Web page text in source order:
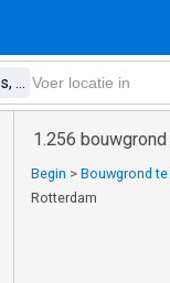
1.256
Begin > Bouwgrond
Rotterdam